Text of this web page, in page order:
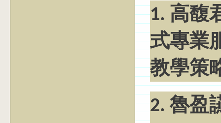
1. 高馥
式專業
教學策
2. 魯盈